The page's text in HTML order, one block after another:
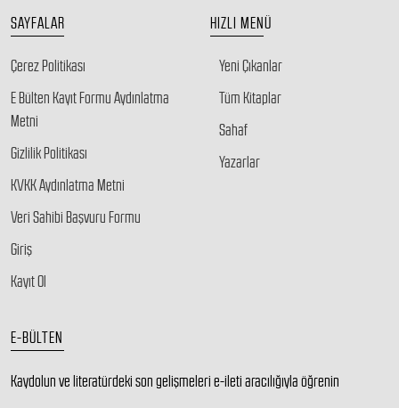
SAYFALAR
Çerez Politikası
E Bülten Kayıt Formu Aydınlatma
Metni
Gizlilik Politikası
KVKK Aydınlatma Metni
Veri Sahibi Başvuru Formu
Giriş
Kayıt Ol
HIZLI MENÜ
Yeni Çıkanlar
Tüm Kitaplar
Sahaf
Yazarlar
E-BÜLTEN
Kaydolun ve literatürdeki son gelişmeleri e-ileti aracılığıyla öğrenin